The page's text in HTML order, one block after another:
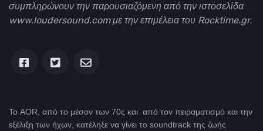
συμπληρώνουν την παρουσιαζόμενη από την ιστοσελίδα
www.loudersound.com με την επιμέλεια του Rocktime.gr.
Το AOR, από το μέσον των 70ς και από τον πειραματισμό και την
εξέλιξη των ήχων, κατέληξε να γίνει το soundtrack της ζωής